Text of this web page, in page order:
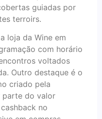
guiadas por
terroirs.
loja da Wine em
com horário
voltados
Outro destaque é o
criado pela
parte do valor
no